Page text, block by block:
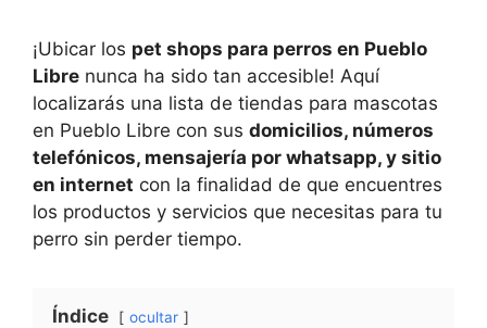
¡Ubicar los pet shops para perros en Pueblo
Libre nunca ha sido tan accesible! Aquí
localizarás una lista de tiendas para mascotas
en Pueblo Libre con sus domicilios, números
telefónicos, mensajería por whatsapp, y sitio
en internet con la finalidad de que encuentres
los productos y servicios que necesitas para tu
perro sin perder tiempo.
Índice ocultar